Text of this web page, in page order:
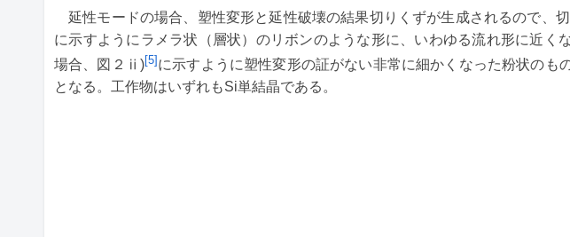
延性モードの場合、塑性変形と延性破壊の結果切りくずが生成されるので、
に示すようにラメラ状（層状）のリボンのような形に、いわゆる流れ形に近く
場合、図２ⅱ)[5] に示すように塑性変形の証がない非常に細かくなった粉状のも
となる。工作物はいずれもSi単結晶である。